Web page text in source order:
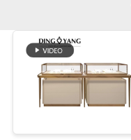
NEWS